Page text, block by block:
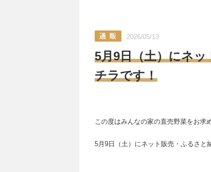
2026/05/13
5月9日（土）にネ
チラです！
この度はみんなの家の直売野菜をお求
5月9日（土）にネット販売・ふるさと